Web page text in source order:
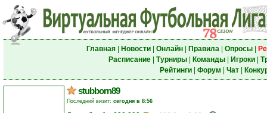
Главная| Новости| Онлайн| Правила| Опросы|
Расписание| Турниры| Команды| Игроки|
Рейтинги| Форум Чат|
stubborn89
Последний визит: сегодня в 8:56